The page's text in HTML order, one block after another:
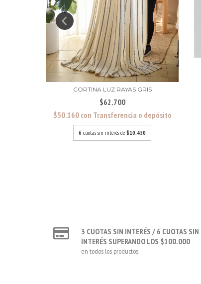
CORTINA LUZ RAYAS GRIS
$62.700
$50.160 con Transferencia o depósito
6 cuotas sin interés de$10.450
3 CUOTAS SIN INTERÉS / 6 CUOTAS SIN
INTERÉS SUPERANDO LOS $100.000
en todos los productos